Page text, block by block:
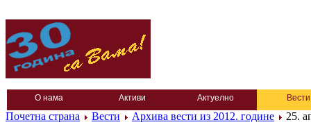
О нама Активи Актуелно Вести
Почетна страна Вести Архива вести из 2012. године 25.